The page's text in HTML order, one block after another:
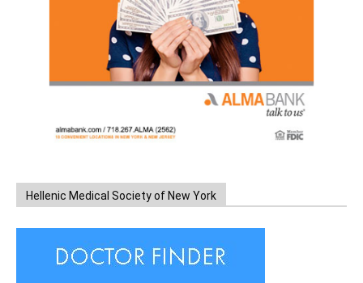
Hellenic Medical Society of New York